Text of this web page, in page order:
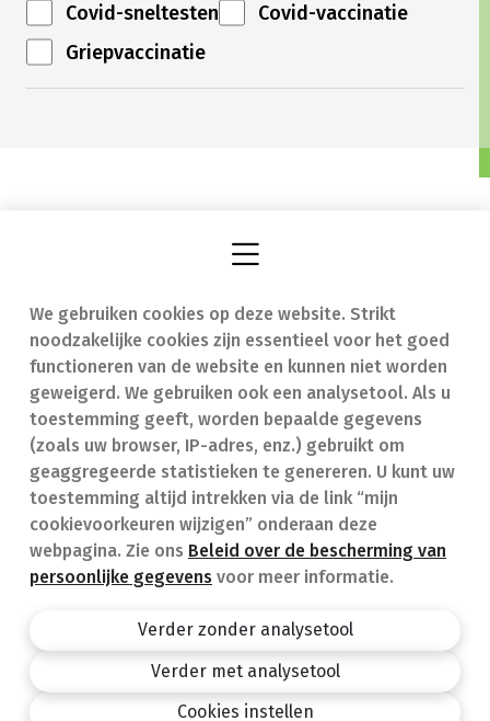
We gebruiken cookies op deze website. Strikt
noodzakelijke cookies zijn essentieel voor het goed
functioneren van de website en kunnen niet worden
geweigerd. We gebruiken ook een analysetool. Als u
toestemming geeft, worden bepaalde gegevens
(zoals uw browser, IP-adres, enz.) gebruikt om
geaggregeerde statistieken te genereren. U kunt uw
toestemming altijd intrekken via de link “mijn
cookievoorkeuren wijzigen” onderaan deze
webpagina. Zie ons Beleid over de bescherming van
persoonlijke gegevens voor meer informatie.
Verder zonder analysetool
Verder met analysetool
Cookies instellen
Covid-sneltesten
Covid-vaccinatie
Griepvaccinatie
Vind een apotheek
Onze expertise
Ziekten
Geneesmiddelen
In geval van nood
Contact
Veelgestelde vragen
(FAQ)
Apotheek.be
Privacy policy
Algemene voorwaarden
design by